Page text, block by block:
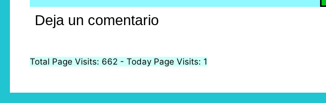
Deja un comentario
Total Page Visits: 662 - Today Page Visits: 1